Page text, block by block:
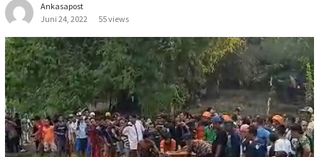
Ankasapost
Juni 24, 2022
55 views